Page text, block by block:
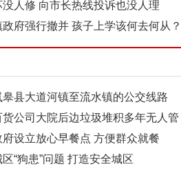
人修 向市长热线投诉也没人理
府强行撤并 孩子上学该何去何从？
县大道河镇至流水镇的公交线路
公司大院后边垃圾堆积多年无人管
设立放心早餐点 方便群众就餐
“狗患”问题 打造安全城区